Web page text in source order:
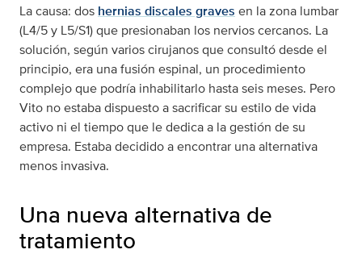
La causa: dos hernias discales graves en la zona lumbar
(L4/5 y L5/S1) que presionaban los nervios cercanos. La
solución, según varios cirujanos que consultó desde el
principio, era una fusión espinal, un procedimiento
complejo que podría inhabilitarlo hasta seis meses. Pero
Vito no estaba dispuesto a sacrificar su estilo de vida
activo ni el tiempo que le dedica a la gestión de su
empresa. Estaba decidido a encontrar una alternativa
menos invasiva.
Una nueva alternativa de
tratamiento